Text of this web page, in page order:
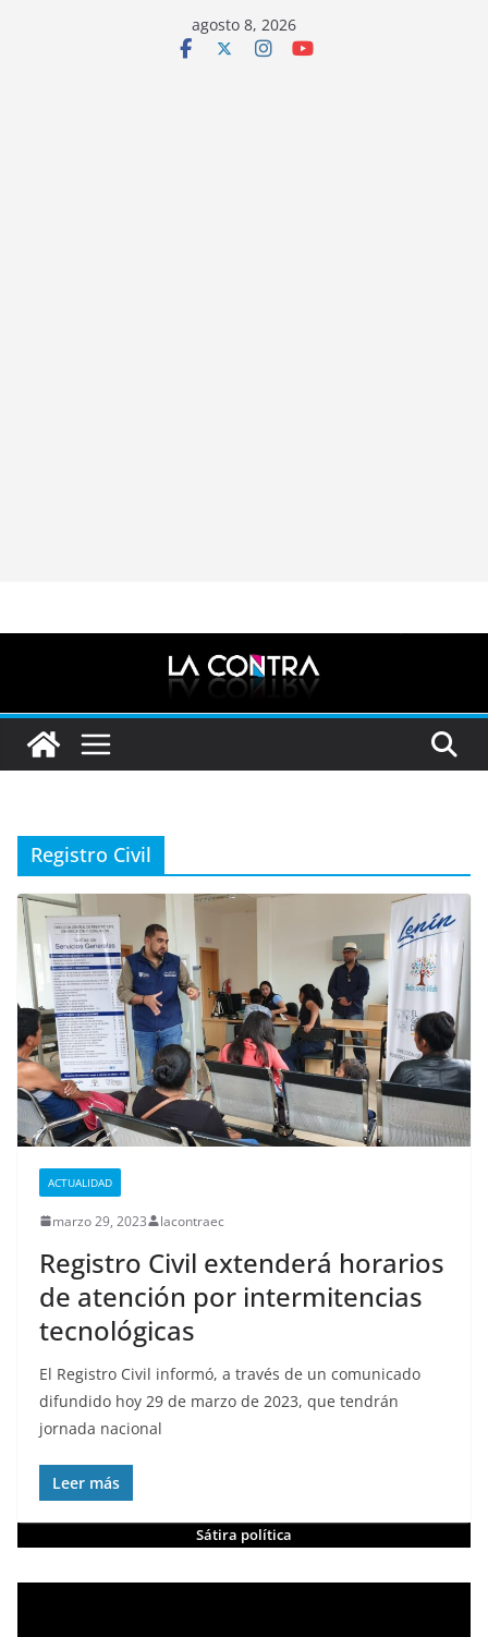
agosto 8, 2026
Registro Civil
ACTUALIDAD
marzo 29, 2023 lacontraec
Registro Civil extenderá horarios
de atención por intermitencias
tecnológicas
El Registro Civil informó, a través de un comunicado
difundido hoy 29 de marzo de 2023, que tendrán
jornada nacional
Leer más
Sátira política